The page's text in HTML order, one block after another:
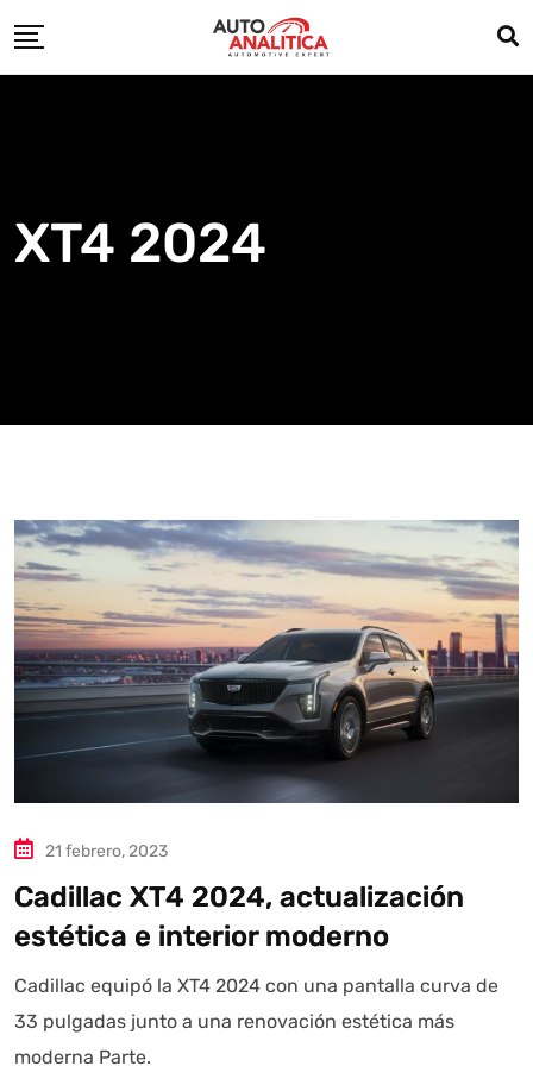
to
XT4 2024
21 febrero, 2023
Cadillac XT4 2024, actualización
estética e interior moderno
Cadillac equipó la XT4 2024 con una pantalla curva de
33 pulgadas junto a una renovación estética más
moderna Parte.
Autoanalítica IA Agente Inteligente
Estoy aquí para encontrar lo que necesitas. ¿Qué estás
buscando? "Este asistente con IA (OpenAI) ofrece
información referencial que puede contener errores.
Asistente con IA en desarrollo. Autoanalítica optimiza
diariamente su exactitud."